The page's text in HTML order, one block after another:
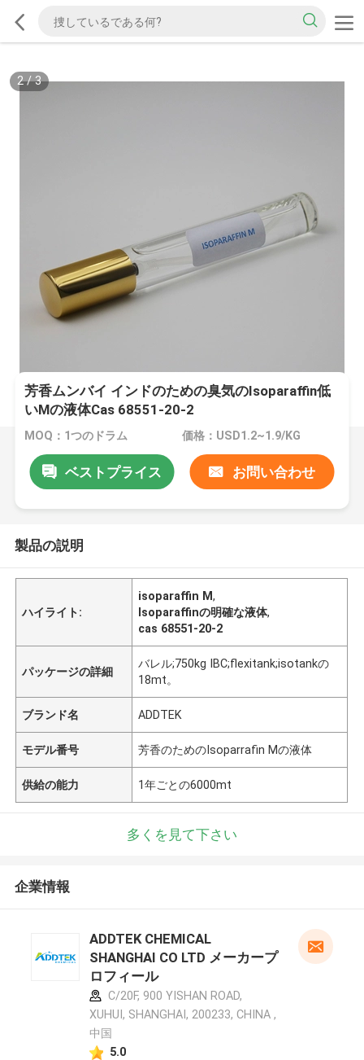
2/3
芳香ムンバイ インドのための臭気のIsoparaffin低
いMの液体Cas 68551-20-2
MOQ：1つのドラム 価格：USD1.2~1.9/KG
ベストプライス お問い合わせ
製品の説明
ハイライト:
isoparaffin M,
Isoparaffinの明確な液体,
cas 68551-20-2
パッケージの詳細
バレル;750kg IBC;flexitank;isotankの
18mt。
ブランド名 ADDTEK
モデル番号 芳香のためのIsoparrafin Mの液体
供給の能力 1年ごとの6000mt
多くを見て下さい
企業情報
ADDTEK CHEMICAL
SHANGHAI CO LTD メーカープ
ロフィール
C/20F, 900 YISHAN ROAD,
XUHUI, SHANGHAI, 200233, CHINA ,
中国
5.0